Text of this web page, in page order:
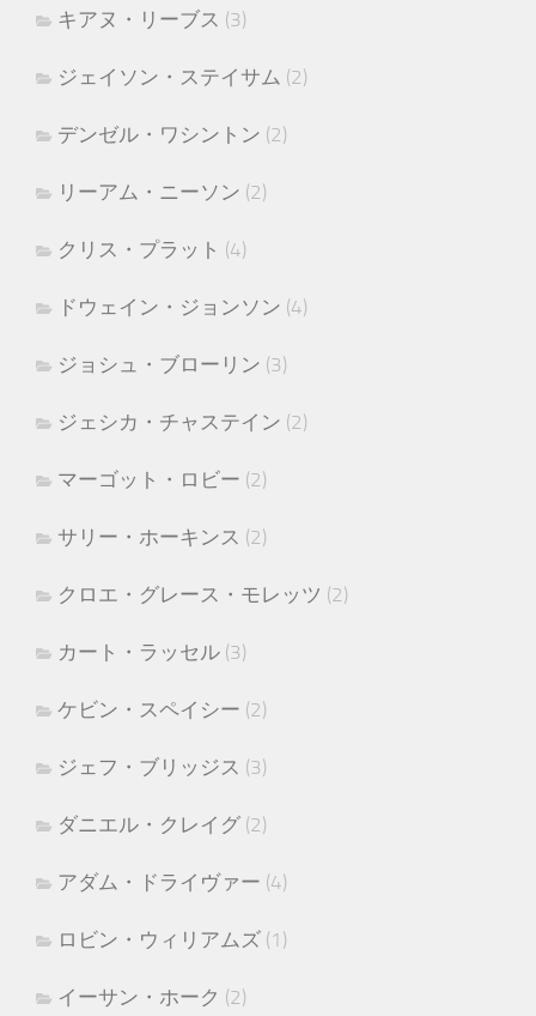
キアヌ・リーブス (3)
ジェイソン・ステイサム (2)
デンゼル・ワシントン (2)
リーアム・ニーソン (2)
クリス・プラット (4)
ドウェイン・ジョンソン (4)
ジョシュ・ブローリン (3)
ジェシカ・チャステイン (2)
マーゴット・ロビー (2)
サリー・ホーキンス (2)
クロエ・グレース・モレッツ (2)
カート・ラッセル (3)
ケビン・スペイシー (2)
ジェフ・ブリッジス (3)
ダニエル・クレイグ (2)
アダム・ドライヴァー (4)
ロビン・ウィリアムズ (1)
イーサン・ホーク (2)